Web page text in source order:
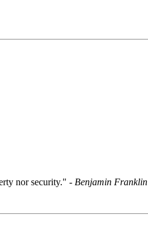
nor security." - Benjamin Franklin